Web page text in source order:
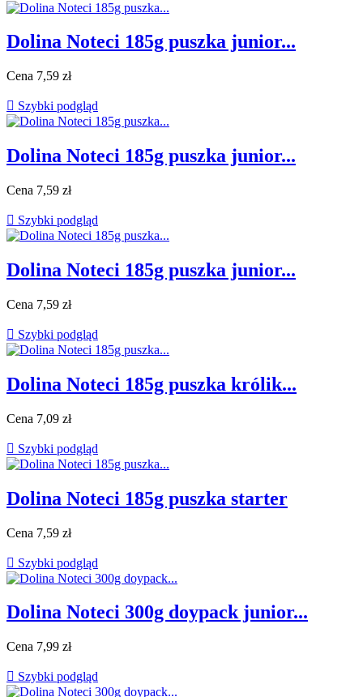
Dolina Noteci 185g puszka junior...
Cena 7,59 zł
 Szybki podgląd
Dolina Noteci 185g puszka junior...
Cena 7,59 zł
 Szybki podgląd
Dolina Noteci 185g puszka junior...
Cena 7,59 zł
 Szybki podgląd
Dolina Noteci 185g puszka królik...
Cena 7,09 zł
 Szybki podgląd
Dolina Noteci 185g puszka starter
Cena 7,59 zł
 Szybki podgląd
Dolina Noteci 300g doypack junior...
Cena 7,99 zł
 Szybki podgląd